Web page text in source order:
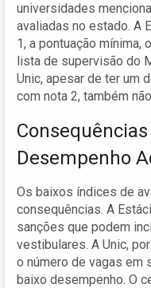
universidades
avaliadas no estado. A
1, a pontuação mínima,
lista de supervisão do
Unic, apesar de ter um
com nota 2, também
Desempenho
Os baixos índices de
consequências. A
sanções que podem
vestibulares. A Unic,
o número de vagas em
baixo desempenho. O